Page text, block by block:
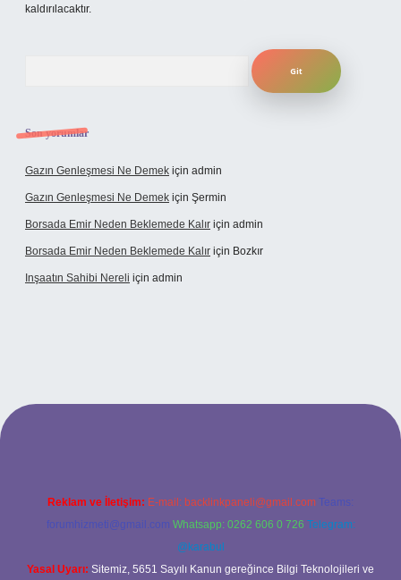
kaldırılacaktır.
Son yorumlar
Gazın Genleşmesi Ne Demek için admin
Gazın Genleşmesi Ne Demek için Şermin
Borsada Emir Neden Beklemede Kalır için admin
Borsada Emir Neden Beklemede Kalır için Bozkır
Inşaatın Sahibi Nereli için admin
Reklam ve İletişim: E-mail: backlinkpaneli@gmail.com Teams:
forumhizmeti@gmail.com Whatsapp: 0262 606 0 726 Telegram:
@karabul
Yasal Uyarı: Sitemiz, 5651 Sayılı Kanun gereğince Bilgi Teknolojileri ve